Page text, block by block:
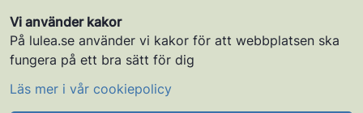
Vi använder kakor
På lulea.se använder vi kakor för att webbplatsen ska
fungera på ett bra sätt för dig
Läs mer i vår cookiepolicy